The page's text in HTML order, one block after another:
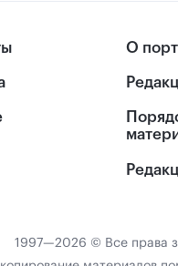
О
1997—2026 © Все права